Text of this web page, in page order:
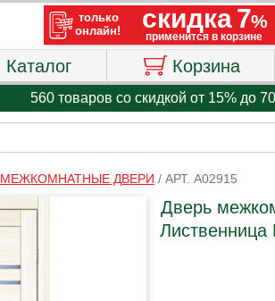
Каталог Корзина
560 товаров со скидкой от 15% до
МЕЖКОМНАТНЫЕ ДВЕРИ / АРТ. A02915
Дверь